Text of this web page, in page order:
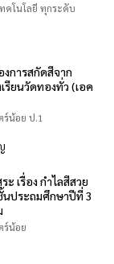
คโนโลยี ทุกระดับ
งการสกัดสีจาก
รียนวัดทองทั่ว (เอค
น้อย ป.1
ะ เรื่อง กำไลสีสวย
ประถมศึกษาปีที่ 3
ร์น้อย